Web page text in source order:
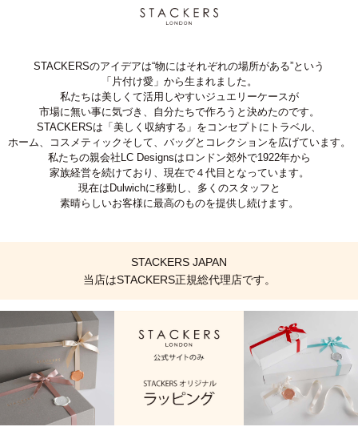
STACKERSのアイデアは“物にはそれぞれの場所がある”という
「片付け愛」から生まれました。
私たちは美しくて活用しやすいジュエリーケースが
市場に無い事に気づき、自分たちで作ろうと決めたのです。
STACKERSは「美しく収納する」をコンセプトにトラベル、
ホーム、コスメティックそして、バッグとコレクションを広げています。
私たちの親会社LC Designsはロンドン郊外で1922年から
家族経営を続けており、現在で４代目となっています。
現在はDulwichに移動し、多くのスタッフと
素晴らしいお客様に最高のものを提供し続けます。
STACKERS JAPAN
当店はSTACKERS正規総代理店です。